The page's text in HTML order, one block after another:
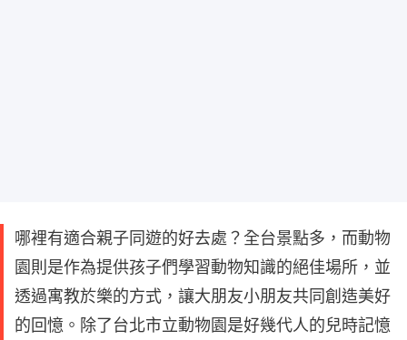
哪裡有適合親子同遊的好去處？全台景點多，而動物
園則是作為提供孩子們學習動物知識的絕佳場所，並
透過寓教於樂的方式，讓大朋友小朋友共同創造美好
的回憶。除了台北市立動物園是好幾代人的兒時記憶